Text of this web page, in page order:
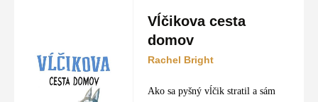
Vĺčikova cesta
domov
Rachel Bright
Ako sa pyšný vĺčik stratil a sám